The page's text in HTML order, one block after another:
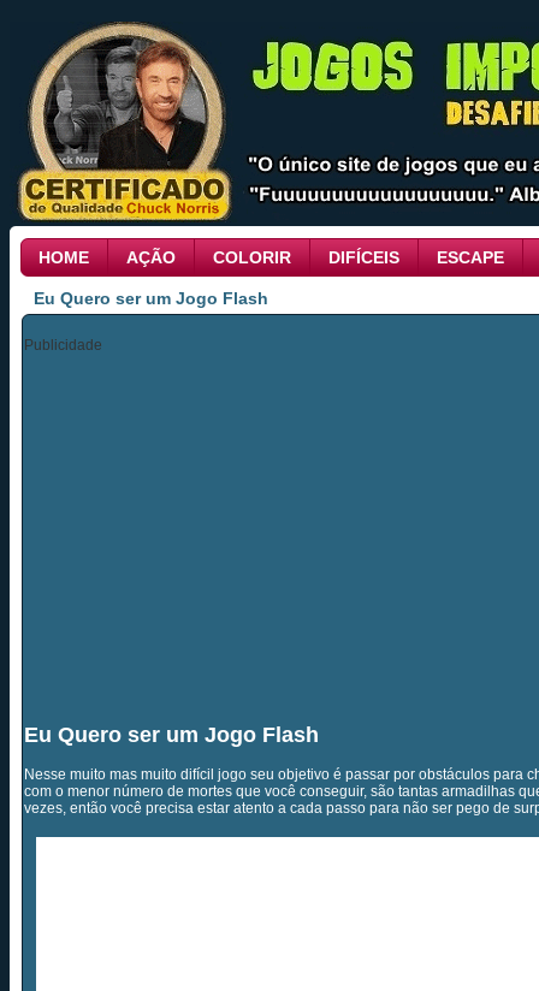
HOME AÇÃO COLORIR DIFÍCEIS ESCAPE
Eu Quero ser um Jogo Flash
Publicidade
Eu Quero ser um Jogo Flash
Nesse muito mas muito difícil jogo seu objetivo é passar por obstáculos para
com o menor número de mortes que você conseguir, são tantas armadilhas
vezes, então você precisa estar atento a cada passo para não ser pego de